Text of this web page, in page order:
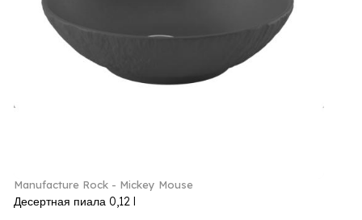
Manufacture Rock - Mickey Mouse
Десертная пиала 0,12 l